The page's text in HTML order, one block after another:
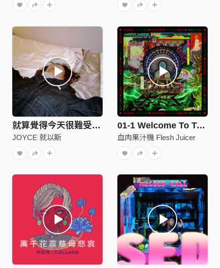
就算覺得今天很難受 demo
JOYCE 就以斯
01-1 Welcome To Taichung City
血肉果汁機 Flesh Juicer